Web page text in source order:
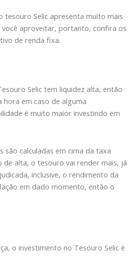
tesouro Selic apresenta muito mais
você aproveitar, portanto, confira os
de renda fixa.
Selic tem liquidez alta, então
em caso de alguma
é muito maior investindo em
são calculadas em cima da taxa
de alta, o tesouro vai render mais, já
inclusive, o rendimento da
em dado momento, então o
o investimento no Tesouro Selic é